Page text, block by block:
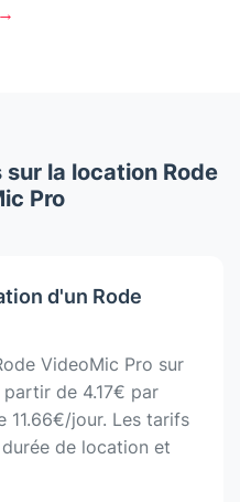
la location Rode
Pro
d'un Rode
VideoMic Pro sur
de 4.17€ par
11.66€/jour. Les tarifs
de location et